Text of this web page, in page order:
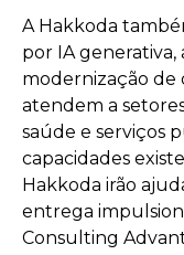
A Hakkoda
por IA
modernização de
atendem a
saúde e serviços
capacidades
Hakkoda irão
entrega
Consulting